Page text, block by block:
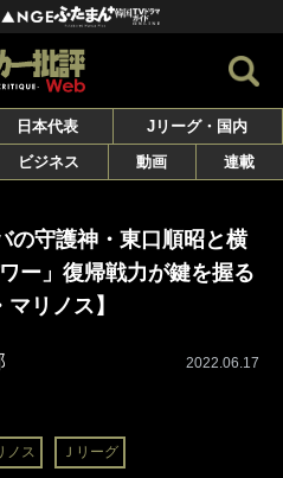
日本代表
Jリーグ・国内
ビジネス 動画 連載
の守護神・東口順昭と横
ー」復帰戦力が鍵を握る
リノス】
2022.06.17
ノス Ｊリーグ